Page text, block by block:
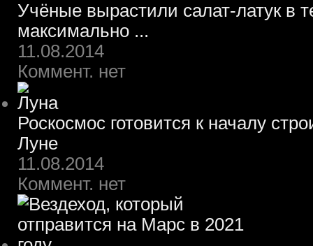
Учёные вырастили салат-латук в
максимально ...
11.08.2014
Коммент. нет
Роскосмос готовится к началу
Луне
11.08.2014
Коммент. нет